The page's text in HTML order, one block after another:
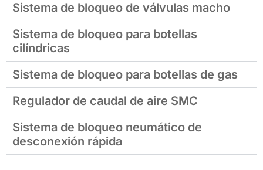
Sistema de bloqueo de válvulas macho
Sistema de bloqueo para botellas
cilíndricas
Sistema de bloqueo para botellas de gas
Regulador de caudal de aire SMC
Sistema de bloqueo neumático de
desconexión rápida